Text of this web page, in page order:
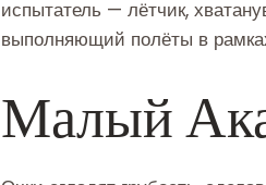
испытатель — лётчик,
выполняющий полёты в
Малый